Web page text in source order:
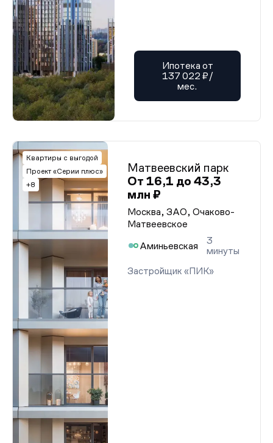
Ипотека от
137 022 ₽/
мес.
Квартиры с выгодой
Проект «Серии плюс»
+8
Матвеевский парк
От 16,1 до 43,3
млн ₽
Москва, ЗАО, Очаково-
Матвеевское
Аминьевская
3
минуты
Застройщик «ПИК»